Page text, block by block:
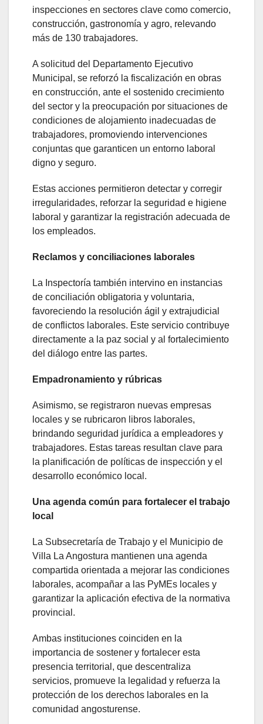
inspecciones en sectores clave como comercio,
construcción, gastronomía y agro, relevando
más de 130 trabajadores.
A solicitud del Departamento Ejecutivo
Municipal, se reforzó la fiscalización en obras
en construcción, ante el sostenido crecimiento
del sector y la preocupación por situaciones de
condiciones de alojamiento inadecuadas de
trabajadores, promoviendo intervenciones
conjuntas que garanticen un entorno laboral
digno y seguro.
Estas acciones permitieron detectar y corregir
irregularidades, reforzar la seguridad e higiene
laboral y garantizar la registración adecuada de
los empleados.
Reclamos y conciliaciones laborales
La Inspectoría también intervino en instancias
de conciliación obligatoria y voluntaria,
favoreciendo la resolución ágil y extrajudicial
de conflictos laborales. Este servicio contribuye
directamente a la paz social y al fortalecimiento
del diálogo entre las partes.
Empadronamiento y rúbricas
Asimismo, se registraron nuevas empresas
locales y se rubricaron libros laborales,
brindando seguridad jurídica a empleadores y
trabajadores. Estas tareas resultan clave para
la planificación de políticas de inspección y el
desarrollo económico local.
Una agenda común para fortalecer el trabajo
local
La Subsecretaría de Trabajo y el Municipio de
Villa La Angostura mantienen una agenda
compartida orientada a mejorar las condiciones
laborales, acompañar a las PyMEs locales y
garantizar la aplicación efectiva de la normativa
provincial.
Ambas instituciones coinciden en la
importancia de sostener y fortalecer esta
presencia territorial, que descentraliza
servicios, promueve la legalidad y refuerza la
protección de los derechos laborales en la
comunidad angosturense.